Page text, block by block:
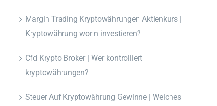
Margin Trading Kryptowährungen Aktienkurs |
Kryptowährung worin investieren?
Cfd Krypto Broker | Wer kontrolliert
kryptowährungen?
Steuer Auf Kryptowährung Gewinne | Welches